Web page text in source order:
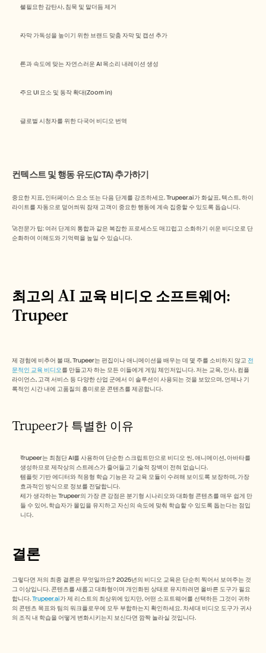
불필요한 감탄사, 침묵 및 말더듬 제거
자막 가독성을 높이기 위한 브랜드 맞춤 자막 및 캡션 추가
톤과 속도에 맞는 자연스러운 AI 목소리 내레이션 생성
주요 UI 요소 및 동작 확대(Zoom in)
글로벌 시청자를 위한 다국어 비디오 번역
컨텍스트 및 행동 유도(CTA) 추가하기
중요한 지표, 인터페이스 요소 또는 다음 단계를 강조하세요. Trupeer.ai가 화살표, 텍스트, 하이
라이트를 자동으로 덮어씌워 잠재 고객이 중요한 행동에 계속 집중할 수 있도록 돕습니다.
🚀전문가 팁: 여러 단계의 통합과 같은 복잡한 프로세스도 매끄럽고 소화하기 쉬운 비디오로 단
순화하여 이해도와 기억력을 높일 수 있습니다.
최고의 AI 교육 비디오 소프트웨어:
Trupeer
제 경험에 비추어 볼 때, Trupeer는 편집이나 애니메이션을 배우는 데 몇 주를 소비하지 않고 전
문적인 교육 비디오를 만들고자 하는 모든 이들에게 게임 체인저입니다. 저는 교육, 인사, 컴플
라이언스, 고객 서비스 등 다양한 산업 군에서 이 솔루션이 사용되는 것을 보았으며, 언제나 기
록적인 시간 내에 고품질의 흥미로운 콘텐츠를 제공합니다.
Trupeer가 특별한 이유
Trupeer는 최첨단 AI를 사용하여 단순한 스크립트만으로 비디오 씬, 애니메이션, 아바타를
생성하므로 제작상의 스트레스가 줄어들고 기술적 장벽이 전혀 없습니다.
템플릿 기반 에디터와 적응형 학습 기능은 각 교육 모듈이 수려해 보이도록 보장하며, 가장
효과적인 방식으로 정보를 전달합니다.
제가 생각하는 Trupeer의 가장 큰 강점은 분기형 시나리오와 대화형 콘텐츠를 매우 쉽게 만
들 수 있어, 학습자가 몰입을 유지하고 자신의 속도에 맞춰 학습할 수 있도록 돕는다는 점입
니다.
결론
그렇다면 저의 최종 결론은 무엇일까요? 2025년의 비디오 교육은 단순히 찍어서 보여주는 것
그 이상입니다. 콘텐츠를 새롭고 대화형이며 개인화된 상태로 유지하려면 올바른 도구가 필요
합니다. Trupeer.ai가 제 리스트의 최상위에 있지만, 어떤 소프트웨어를 선택하든 그것이 귀하
의 콘텐츠 목표와 팀의 워크플로우에 모두 부합하는지 확인하세요. 차세대 비디오 도구가 귀사
의 조직 내 학습을 어떻게 변화시키는지 보신다면 깜짝 놀라실 것입니다.